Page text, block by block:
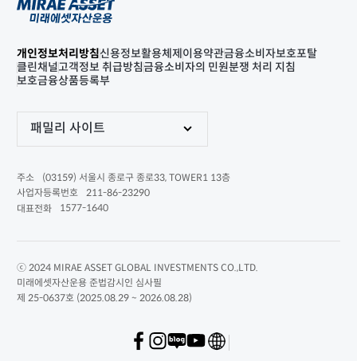
개인정보처리방침신용정보활용체제 이용약관금융소비자보호포탈
클린채널고객정보 취급방침금융소비자의 민원분쟁 처리 지침
보호금융상품등록부
패밀리 사이트
주소
(03159) 서울시 종로구 종로33, TOWER1 13층
사업자등록번호
211-86-23290
대표전화
1577-1640
ⓒ 2024 MIRAE ASSET GLOBAL INVESTMENTS CO.,LTD.
미래에셋자산운용 준법감시인 심사필
제 25-0637호 (2025.08.29 ~ 2026.08.28)